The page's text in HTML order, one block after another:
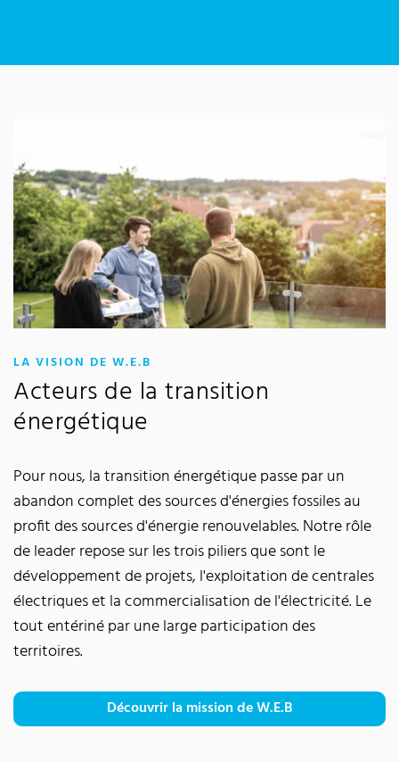
LA VISION DE W.E.B
Acteurs de la transition
énergétique
Pour nous, la transition énergétique passe par un
abandon complet des sources d'énergies fossiles au
profit des sources d'énergie renouvelables. Notre rôle
de leader repose sur les trois piliers que sont le
développement de projets, l'exploitation de centrales
électriques et la commercialisation de l'électricité. Le
tout entériné par une large participation des
territoires.
Découvrir la mission de W.E.B